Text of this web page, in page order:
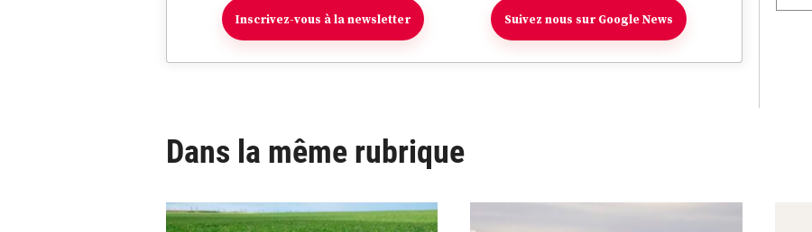
Inscrivez-vous à la newsletter Suivez nous sur Google News
Dans la même rubrique